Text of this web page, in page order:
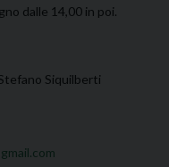
dalle 14,00 in poi.
Siquilberti